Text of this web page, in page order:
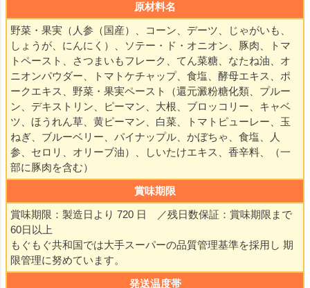
原材料名
野菜・果実（人参（国産）、コーン、デーツ、じゃがいも、
しょうが、にんにく）、ソテー・ド・オニオン、豚肉、トマ
トペースト、さつまいもフレーク、てん菜糖、なたね油、オ
ニオンパウダー、トマトケチャップ、食塩、酵母エキス、ポ
ークエキス、野菜・果実ペースト（還元澱粉糖化類、プルー
ン、デキストリン、ピーマン、大根、ブロッコリー、キャベ
ツ、ほうれん草、黄ピーマン、白菜、トマトピューレー、玉
ねぎ、ブルーベリー、パイナップル、かぼちゃ、食塩、人
参、セロリ、オリーブ油）、しいたけエキス、香辛料、（一
部に豚肉を含む）
賞味期限
賞味期限：製造日より 720 日 ／残日数保証：賞味期限まで
60日以上
もぐもぐ共和国では大手スーパーの品質管理基準を採用し 期
限管理に努めています。
発送温度帯